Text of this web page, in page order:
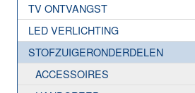
TV ONTVANGST
LED VERLICHTING
STOFZUIGERONDERDELEN
ACCESSOIRES